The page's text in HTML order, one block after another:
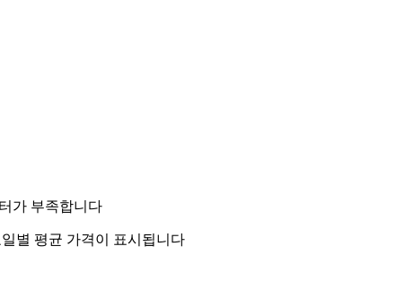
가 부족합니다
별 평균 가격이 표시됩니다